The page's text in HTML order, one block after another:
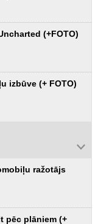
(+FOTO)
izbūve (+ FOTO)
ražotājs
pēc plāniem (+